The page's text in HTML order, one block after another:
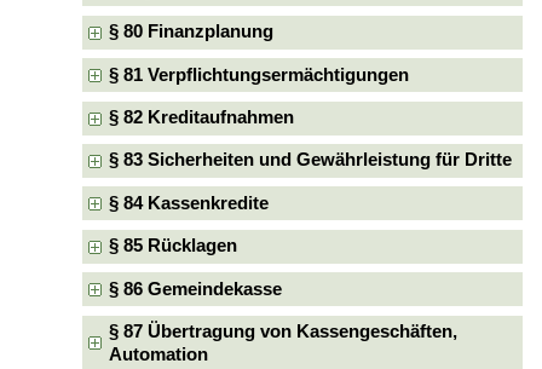
§ 80 Finanzplanung
§ 81 Verpflichtungsermächtigungen
§ 82 Kreditaufnahmen
§ 83 Sicherheiten und Gewährleistung für Dritte
§ 84 Kassenkredite
§ 85 Rücklagen
§ 86 Gemeindekasse
§ 87 Übertragung von Kassengeschäften,
Automation